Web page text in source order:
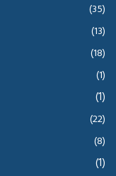
(35)
(13)
(18)
(1)
(1)
(22)
(8)
(1)